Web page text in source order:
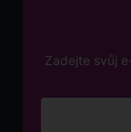
Zadejte svůj